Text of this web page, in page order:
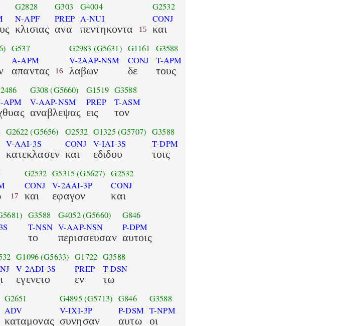
G2828
N-APF
κλισιας
G303
PREP
ανα
G4004
A-NUI
πεντηκοντα 15
G2532
CONJ
και
G537
A-APM
απαντας 16
G2983 (G5631)
V-2AAP-NSM
λαβων
G1161
CONJ
δε
G3588
T-APM
τους
APM
G308 (G5660)
V-AAP-NSM
αναβλεψας
G1519
PREP
εις
G3588
T-ASM
τον
G2622 (G5656)
V-AAI-3S
κατεκλασεν
G2532
CONJ
και
G1325(G5707)
V-IAI-3S
εδιδου
G3588
T-DPM
τοις
17
G2532
CONJ
και
G5315(G5627)
V-2AAI-3P
εφαγον
G2532
CONJ
και
G3588
T-NSN
το
G4052(G5660)
V-AAP-NSN
περισσευσαν
G846
P-DPM
αυτοις
G1096(G5633)
V-2ADI-3S
εγενετο
G1722
PREP
εν
G3588
T-DSN
τω
G2651
ADV
καταμονας
G4895(G5713)
V-IXI-3P
συνησαν
G846
P-DSM
αυτω
G3588
T-NPM
οι